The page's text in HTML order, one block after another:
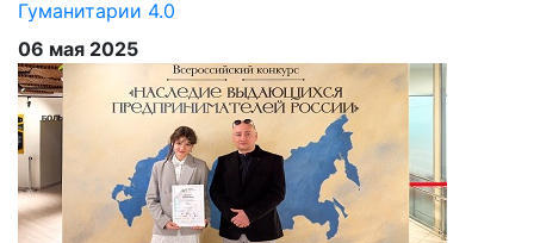
Гуманитарии 4.0
06 мая 2025